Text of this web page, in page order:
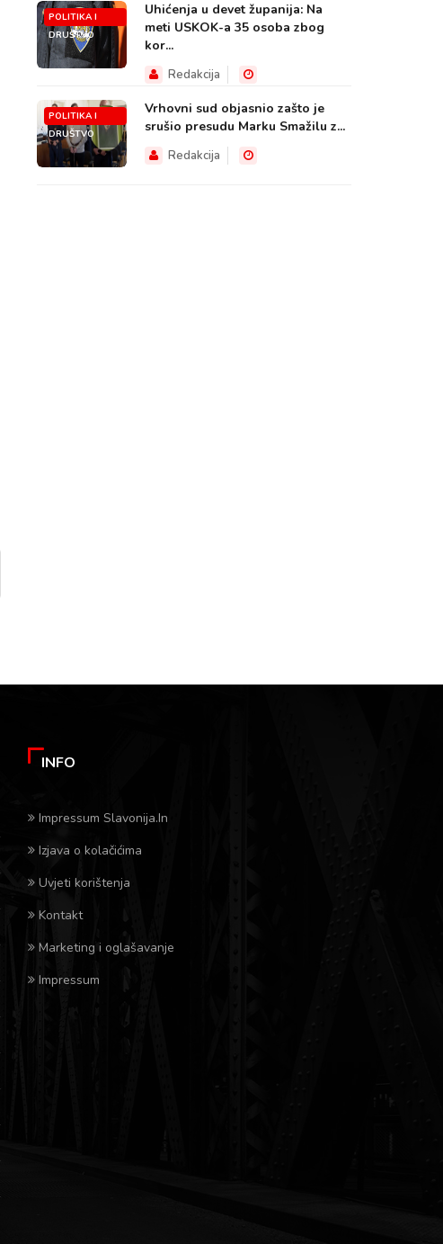
POLITIKA I
DRUŠTVO
Uhićenja u devet županija: Na
meti USKOK-a 35 osoba zbog
kor...
Redakcija
POLITIKA I
DRUŠTVO
Vrhovni sud objasnio zašto je
srušio presudu Marku Smažilu z...
Redakcija
INFO
Impressum Slavonija.In
Izjava o kolačićima
Uvjeti korištenja
Kontakt
Marketing i oglašavanje
Impressum